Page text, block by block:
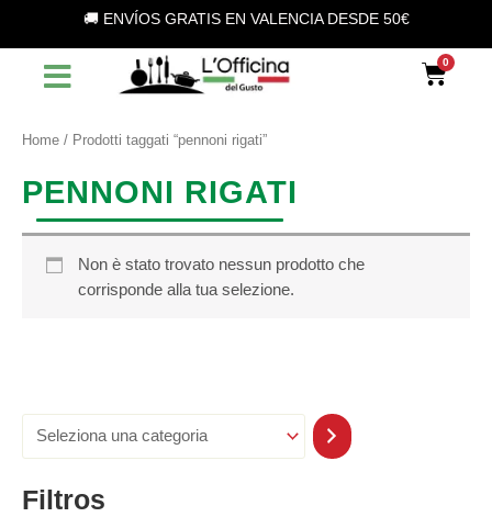
contenuto
🚚 ENVÍOS GRATIS EN VALENCIA DESDE 50€
l
o
u
a
Filtros
Home / Prodotti taggati “pennoni rigati”
PENNONI RIGATI
Non è stato trovato nessun prodotto che
corrisponde alla tua selezione.